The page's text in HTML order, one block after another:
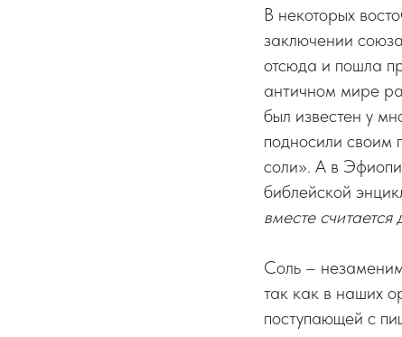
В некоторых
заключении
отсюда и пошла
античном мире
был известен у
подносили своим
соли». А в
библейской
вместе
Соль –
так как в наших
поступающей с